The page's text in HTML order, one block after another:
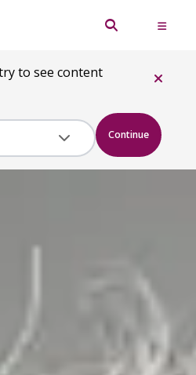
to see content
Continue